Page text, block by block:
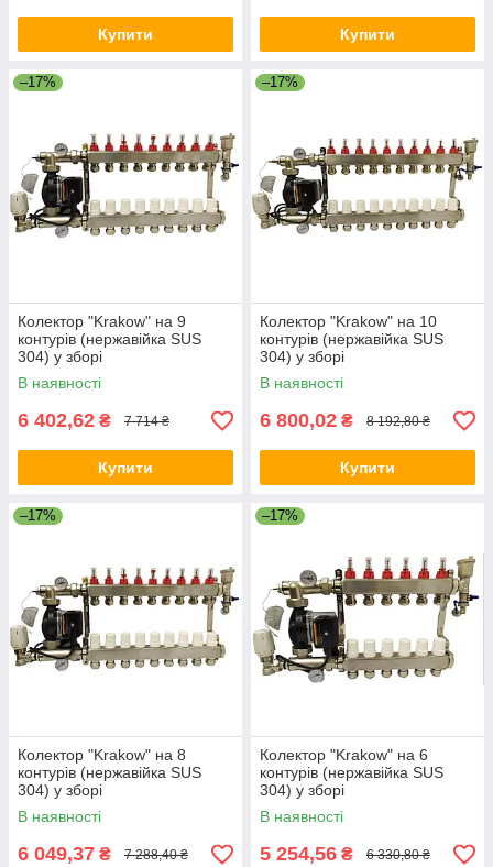
Купити Купити
–17%
Колектор "Krakow" на 9
контурів (нержавійка SUS
304) у зборі
В наявності
6 402,62 ₴ 7 714 ₴
Купити
–17%
Колектор "Krakow" на 10
контурів (нержавійка SUS
304) у зборі
В наявності
6 800,02 ₴ 8 192,80 ₴
Купити
–17%
Колектор "Krakow" на 8
контурів (нержавійка SUS
304) у зборі
В наявності
6 049,37 ₴ 7 288,40 ₴
–17%
Колектор "Krakow" на 6
контурів (нержавійка SUS
304) у зборі
В наявності
5 254,56 ₴ 6 330,80 ₴